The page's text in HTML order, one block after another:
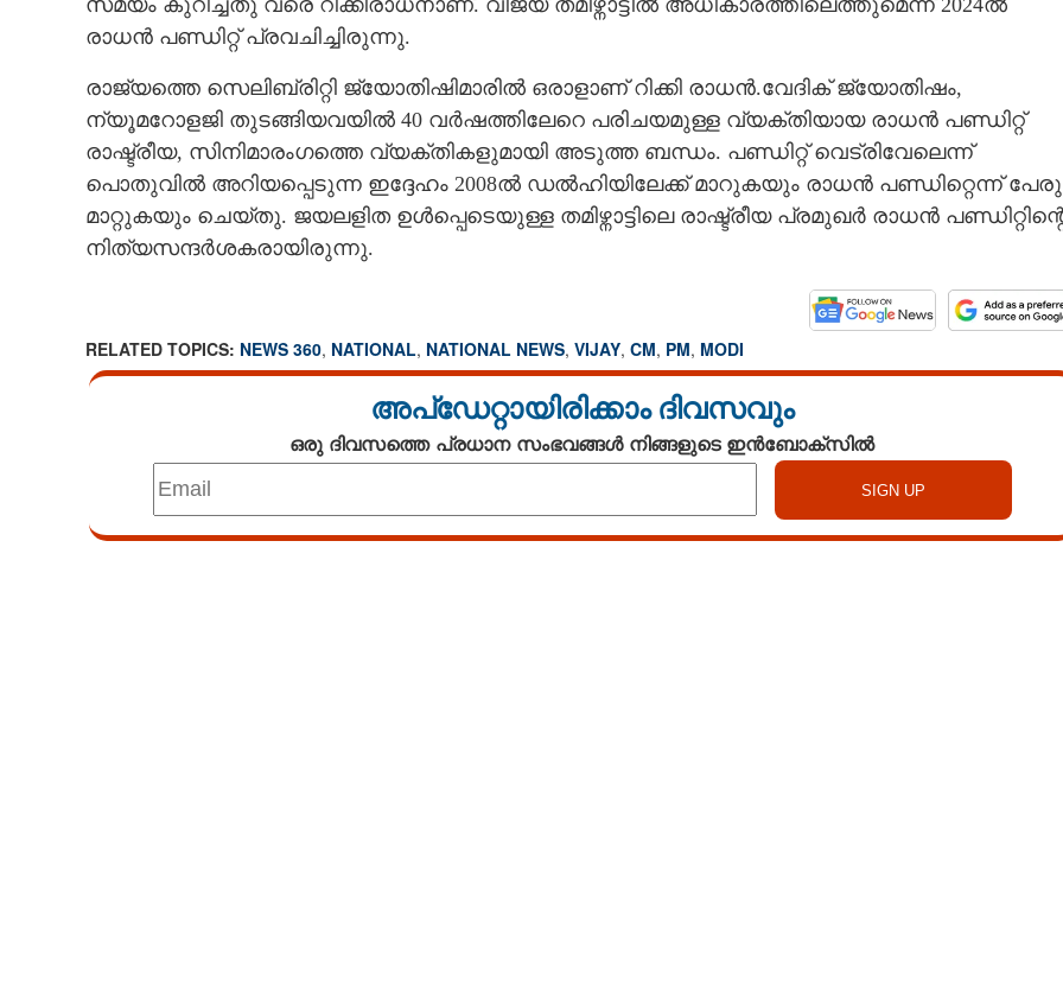
സമയം കുറിച്ചതു വരെ റിക്കിരാധനാണ്. വിജയ് തമിഴ്നാട്ടിൽ അധികാരത്തിലെത്തുമെന്ന് 2024ൽ
രാധൻ പണ്ഡിറ്റ് പ്രവചിച്ചിരുന്നു.
രാജ്യത്തെ സെലിബ്രിറ്റി ജ്യോതിഷിമാരിൽ ഒരാളാണ് റിക്കി രാധൻ.വേദിക് ജ്യോതിഷം,
ന്യൂമറോളജി തുടങ്ങിയവയിൽ 40 വർഷത്തിലേറെ പരിചയമുള്ള വ്യക്തിയായ രാധൻ പണ്ഡിറ്റ്
രാഷ്ട്രീയ, സിനിമാരംഗത്തെ വ്യക്തികളുമായി അടുത്ത ബന്ധം. പണ്ഡിറ്റ് വെട്രിവേലെന്ന്
പൊതുവിൽ അറിയപ്പെടുന്ന ഇദ്ദേഹം 2008ൽ ഡൽഹിയിലേക്ക് മാറുകയും രാധൻ പണ്ഡിറ്റെന്ന് പേരു
മാറ്റുകയും ചെയ്തു. ജയലളിത ഉൾപ്പെടെയുള്ള തമിഴ്നാട്ടിലെ രാഷ്ട്രീയ പ്രമുഖർ രാധൻ
നിത്യസന്ദർശകരായിരുന്നു.
RELATED TOPICS: NEWS 360, NATIONAL, NATIONAL NEWS, VIJAY, CM, PM, MODI
അപ്ഡേറ്റായിരിക്കാം ദിവസവും
ഒരു ദിവസത്തെ പ്രധാന സംഭവങ്ങൾ നിങ്ങളുടെ ഇൻബോക്സിൽ